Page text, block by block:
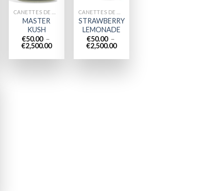
MASTER
KUSH
€50.00 –
€2,500.00Plage
prix :
STRAWBERRY
LEMONADE
€50.00 –
€2,500.00Plage
prix :